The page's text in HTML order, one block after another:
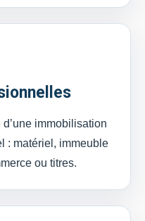
immobilisation
: matériel, immeuble
ou titres.